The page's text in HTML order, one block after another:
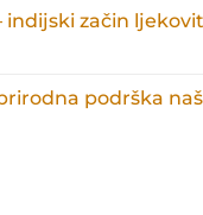
u
službi
zdravlja
indijski začin
podrška